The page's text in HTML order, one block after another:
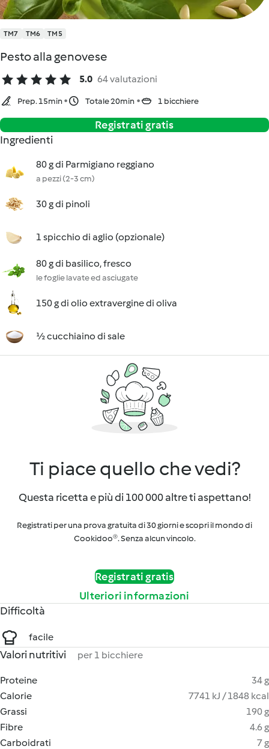
TM7 TM6 TM5
Pesto alla genovese
5.0 64 valutazioni
Prep. 15min Totale 20min 1 bicchiere
Registrati gratis
Ingredienti
80 g di Parmigiano reggiano
a pezzi (2-3 cm)
30 g di pinoli
1 spicchio di aglio (opzionale)
80 g di basilico, fresco
le foglie lavate ed asciugate
150 g di olio extravergine di oliva
½ cucchiaino di sale
Ti piace quello che vedi?
Questa ricetta e più di 100 000 altre ti aspettano!
Registrati per una prova gratuita di 30 giorni e scopri il mondo di
Cookidoo®. Senza alcun vincolo.
Registrati gratis
Ulteriori informazioni
Difficoltà
facile
Valori nutritivi per 1 bicchiere
Proteine
34 g
Calorie
7741 kJ / 1848 kcal
Grassi
190 g
Fibre
4.6 g
Carboidrati
7 g